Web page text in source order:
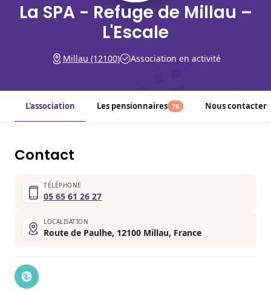
La SPA - Refuge de Millau –
L'Escale
Millau (12100) Association en activité
L'association Les pensionnaires 78 Nous contacter
Contact
TÉLÉPHONE
05 65 61 26 27
LOCALISATION
Route de Paulhe, 12100 Millau, France